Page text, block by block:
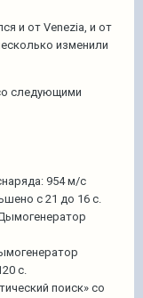
и от Venezia, и от
изменили
следующими
954 м/с
с 21 до 16 с.
с.
поиск» со